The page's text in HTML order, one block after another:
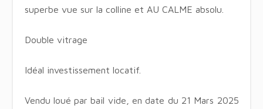
superbe vue sur la colline et AU CALME absolu.
Double vitrage
Idéal investissement locatif.
Vendu loué par bail vide, en date du 21 Mars 2025